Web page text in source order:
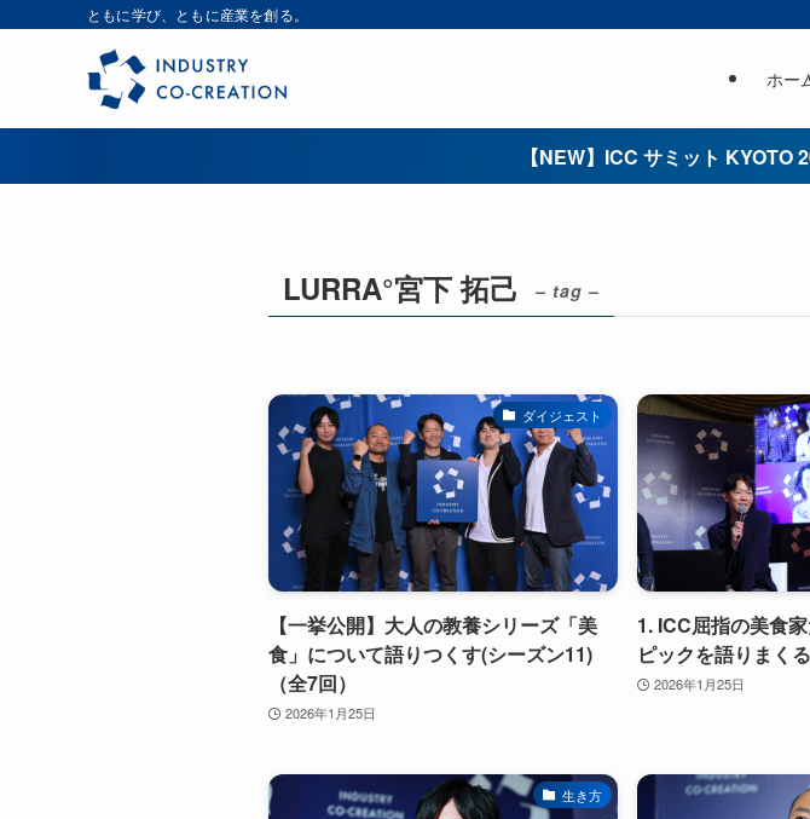
ともに学び、ともに産業を創る。
ホー
【NEW】ICC サミット KYOTO
LURRA°宮下 拓己 – tag –
ダイジェスト
【一挙公開】大人の教養シリーズ「美
食」について語りつくす(シーズン11)
（全7回）
2026年1月25日
1. ICC屈指の美食
ピックを語りまく
2026年1月25日
生き方